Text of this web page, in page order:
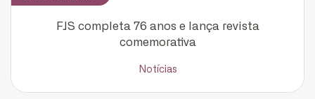
FJS completa 76 anos e lança revista
comemorativa
Notícias